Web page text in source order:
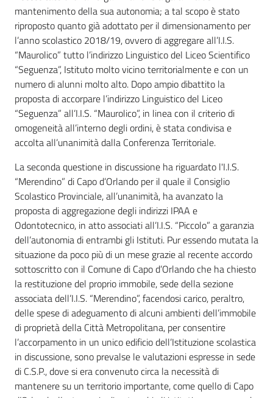
mantenimento della sua autonomia; a tal scopo è stato
riproposto quanto già adottato per il dimensionamento per
l’anno scolastico 2018/19, ovvero di aggregare all’I.I.S.
“Maurolico” tutto l’indirizzo Linguistico del Liceo Scientifico
“Seguenza”, Istituto molto vicino territorialmente e con un
numero di alunni molto alto. Dopo ampio dibattito la
proposta di accorpare l’indirizzo Linguistico del Liceo
“Seguenza” all’I.I.S. “Maurolico”, in linea con il criterio di
omogeneità all’interno degli ordini, è stata condivisa e
accolta all’unanimità dalla Conferenza Territoriale.
La seconda questione in discussione ha riguardato l'I.I.S.
“Merendino” di Capo d’Orlando per il quale il Consiglio
Scolastico Provinciale, all’unanimità, ha avanzato la
proposta di aggregazione degli indirizzi IPAA e
Odontotecnico, in atto associati all’I.I.S. “Piccolo” a garanzia
dell’autonomia di entrambi gli Istituti. Pur essendo mutata la
situazione da poco più di un mese grazie al recente accordo
sottoscritto con il Comune di Capo d’Orlando che ha chiesto
la restituzione del proprio immobile, sede della sezione
associata dell’I.I.S. “Merendino”, facendosi carico, peraltro,
delle spese di adeguamento di alcuni ambienti dell’immobile
di proprietà della Città Metropolitana, per consentire
l’accorpamento in un unico edificio dell’Istituzione scolastica
in discussione, sono prevalse le valutazioni espresse in sede
di C.S.P., dove si era convenuto circa la necessità di
mantenere su un territorio importante, come quello di Capo